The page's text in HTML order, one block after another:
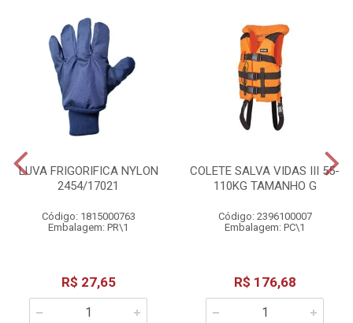
LUVA FRIGORIFICA NYLON
2454/17021
Código: 1815000763
Embalagem: PR\1
R$ 27,65
COLETE SALVA VIDAS III 55-
110KG TAMANHO G
Código: 2396100007
Embalagem: PC\1
R$ 176,68